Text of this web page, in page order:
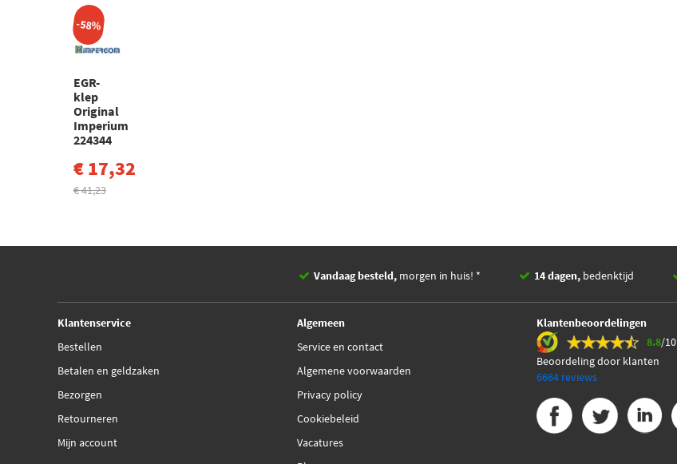
-58%
EGR-
klep
Original
Imperium
224344
€ 17,32
€ 41,23
Vandaag besteld, morgen in huis! * 14 dagen, bedenktijd
Klantenservice
Bestellen
Betalen en geldzaken
Bezorgen
Retourneren
Mijn account
Algemeen
Service en contact
Algemene voorwaarden
Privacy policy
Cookiebeleid
Vacatures
Klantenbeoordelingen
8.8/10
Beoordeling door klanten
6664 reviews